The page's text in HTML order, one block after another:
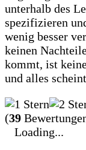
unterhalb des
spezifizieren
wenig besser
keinen
kommt, ist
und alles
(39
Loading...